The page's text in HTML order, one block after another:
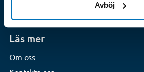
Avböj
Läs mer
Om oss